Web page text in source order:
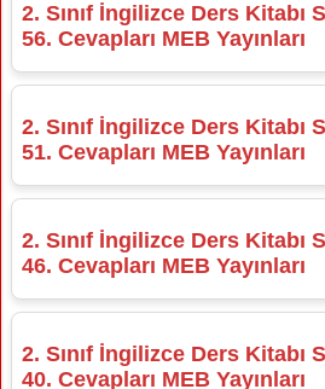
2. Sınıf İngilizce Ders Kitabı
56. Cevapları MEB Yayınları
2. Sınıf İngilizce Ders Kitabı
51. Cevapları MEB Yayınları
2. Sınıf İngilizce Ders Kitabı
46. Cevapları MEB Yayınları
2. Sınıf İngilizce Ders Kitabı
40. Cevapları MEB Yayınları